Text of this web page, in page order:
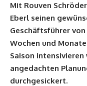
Mit Rouven
Eberl seinen
Geschäftsführer
Wochen und
Saison
angedachten
durchgesickert.